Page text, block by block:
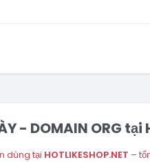
- DOMAIN ORG tại
dùng tại HOTLIKESHOP.NET –